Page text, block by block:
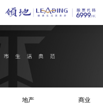
地产 商业